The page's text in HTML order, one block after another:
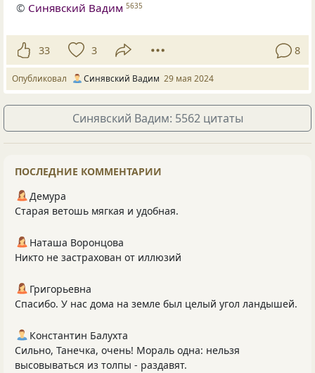
© Синявский Вадим 5635
33 3 8
Опубликовал Синявский Вадим 29 мая 2024
Синявский Вадим: 5562 цитаты
ПОСЛЕДНИЕ КОММЕНТАРИИ
Демура
Старая ветошь мягкая и удобная.
Наташа Воронцова
Никто не застрахован от иллюзий
Григорьевна
Спасибо. У нас дома на земле был целый угол ландышей.
Константин Балухта
Сильно, Танечка, очень! Мораль одна: нельзя
высовываться из толпы - раздавят.